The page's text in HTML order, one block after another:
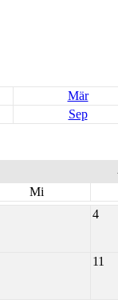
Mär
Sep
Mi
4
11